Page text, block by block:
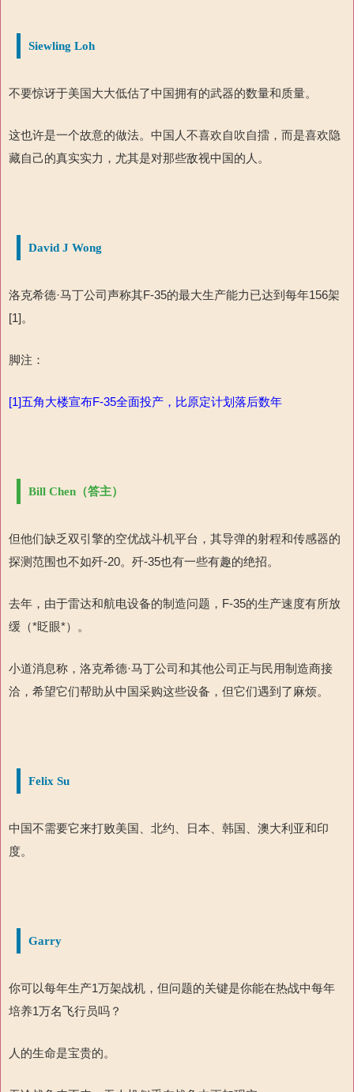
Siewling Loh
不要惊讶于美国大大低估了中国拥有的武器的数量和质量。
这也许是一个故意的做法。中国人不喜欢自吹自擂，而是喜欢隐
藏自己的真实实力，尤其是对那些敌视中国的人。
David J Wong
洛克希德·马丁公司声称其F-35的最大生产能力已达到每年156架
[1]。
脚注：
[1]五角大楼宣布F-35全面投产，比原定计划落后数年
Bill Chen（答主）
但他们缺乏双引擎的空优战斗机平台，其导弹的射程和传感器的
探测范围也不如歼-20。歼-35也有一些有趣的绝招。
去年，由于雷达和航电设备的制造问题， F-35的生产速度有所放
缓（*眨眼*）。
小道消息称， 洛克希德·马丁公司和其他公司正与民用制造商接
洽，希望它们帮助从中国采购这些设备，但它们遇到了麻烦。
Felix Su
中国不需要它来打败美国、北约、日本、韩国、澳大利亚和印
度。
Garry
你可以每年生产1万架战机，但问题的关键是你能在热战中每年
培养1万名飞行员吗？
人的生命是宝贵的。